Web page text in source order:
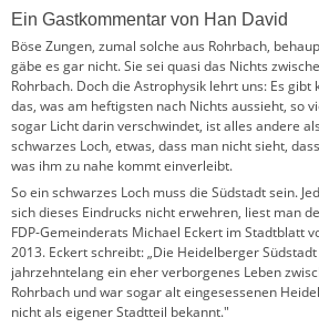
Ein Gastkommentar von Han David
Böse Zungen, zumal solche aus Rohrbach,
gäbe es gar nicht. Sie sei quasi das Nichts
Rohrbach. Doch die Astrophysik lehrt uns: Es gibt
das, was am heftigsten nach Nichts aussieht, so
sogar Licht darin verschwindet, ist alles andere
schwarzes Loch, etwas, dass man nicht sieht,
was ihm zu nahe kommt einverleibt.
So ein schwarzes Loch muss die Südstadt sein.
sich dieses Eindrucks nicht erwehren, liest man
FDP-Gemeinderats Michael Eckert im Stadtblatt
2013. Eckert schreibt: „Die Heidelberger
jahrzehntelang ein eher verborgenes Leben
Rohrbach und war sogar alt eingesessenen
nicht als eigener Stadtteil bekannt."